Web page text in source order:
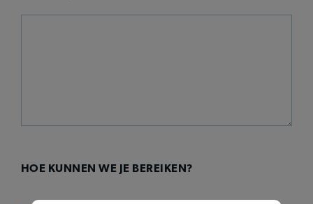
HOE KUNNEN WE JE BEREIKEN?